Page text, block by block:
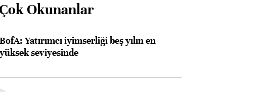
Okunanlar
BofA: Yatırımcı iyimserliği beş yılın en
yüksek seviyesinde